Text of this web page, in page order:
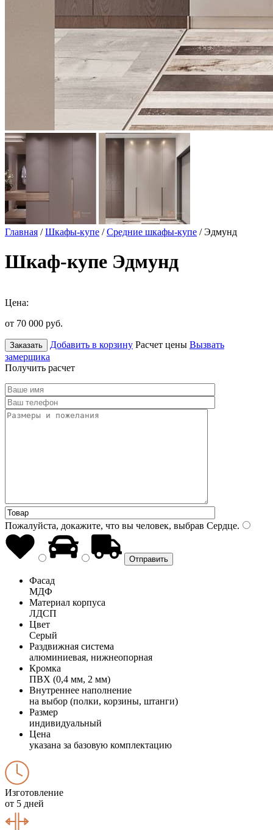
Главная /Шкафы-купе /Средние шкафы-купе / Эдмунд
Шкаф-купе Эдмунд
Цена:
от 70 000 руб.
Заказать Добавить в корзину Расчет цены Вызвать
замерщика
Получить расчет
Пожалуйста, докажите, что вы человек, выбрав Сердце.
Фасад
МДФ
Материал корпуса
ЛДСП
Цвет
Серый
Раздвижная система
алюминиевая, нижнеопорная
Кромка
ПВХ (0,4 мм, 2 мм)
Внутреннее наполнение
на выбор (полки, корзины, штанги)
Размер
индивидуальный
Цена
указана за базовую комплектацию
Изготовление
от 5 дней